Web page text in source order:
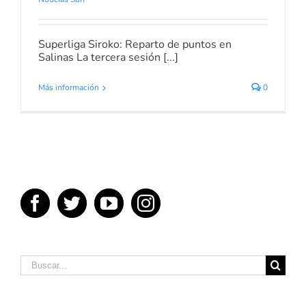
Superliga Siroko: Reparto de puntos en
Salinas La tercera sesión [...]
Más información 0
Buscar: